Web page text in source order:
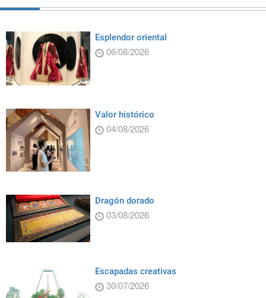
Esplendor oriental
06/08/2026
Valor histórico
04/08/2026
Dragón dorado
03/08/2026
Escapadas creativas
30/07/2026